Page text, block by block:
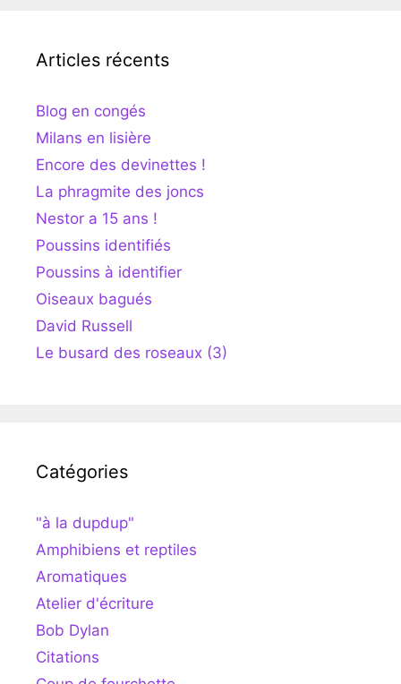
Articles récents
Blog en congés
Milans en lisière
Encore des devinettes !
La phragmite des joncs
Nestor a 15 ans !
Poussins identifiés
Poussins à identifier
Oiseaux bagués
David Russell
Le busard des roseaux (3)
Catégories
"à la dupdup"
Amphibiens et reptiles
Aromatiques
Atelier d'écriture
Bob Dylan
Citations